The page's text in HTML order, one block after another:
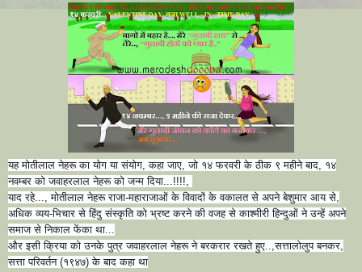
यह मोतीलाल नेहरू का योग या संयोग, कहा जाए, जो १४ फरवरी के ठीक ९ महीने बाद, १४
नवम्बर को जवाहरलाल नेहरू को जन्म दिया...!!!!,
याद रहे..., मोतीलाल नेहरू राजा-महाराजाओं के विवादों के वकालत से अपने बेशुमार आय से,
अधिक व्यय-भिचार से हिंदु संस्कृति को भ्रष्ट करने की वजह से काश्मीरी हिन्दुओं ने उन्हें अपने
समाज से निकाल फेंका था...
और इसी क्रिया को उनके पुत्र जवाहरलाल नेहरू ने बरकरार रखते हुए..,सत्तालोलुप बनकर,
सत्ता परिवर्तन (१९४७) के बाद कहा था